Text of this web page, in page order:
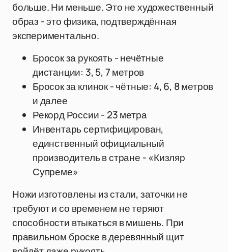
больше. Ни меньше. Это не художественный
образ - это физика, подтверждённая
экспериментально.
Бросок за рукоять - нечётные
дистанции: 3, 5, 7 метров
Бросок за клинок - чётные: 4, 6, 8 метров
и далее
Рекорд России - 23 метра
Инвентарь сертифицирован,
единственный официальный
производитель в стране - «Кизляр
Супреме»
Ножи изготовлены из стали, заточки не
требуют и со временем не теряют
способности втыкаться в мишень. При
правильном броске в деревянный щит